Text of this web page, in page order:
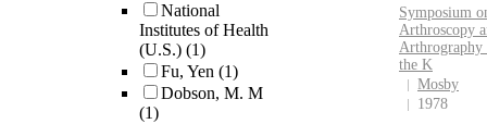
National
Institutes of Health
(U.S.) (1)
Fu, Yen (1)
Dobson, M. M
(1)
Symposium
Arthroscopy
Arthrography
the K
Mosby
1978